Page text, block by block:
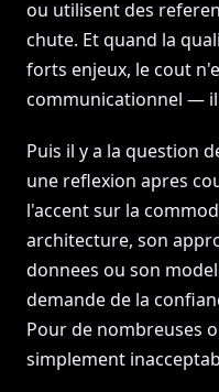
ou utilisent des
chute. Et quand la
forts enjeux, le cout
communicationnel — il
Puis il y a la question
une reflexion apres
l'accent sur la
architecture, son
donnees ou son
demande de la
Pour de nombreuses
simplement